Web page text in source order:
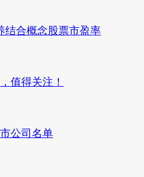
结合概念股票市盈率
值得关注！
公司名单